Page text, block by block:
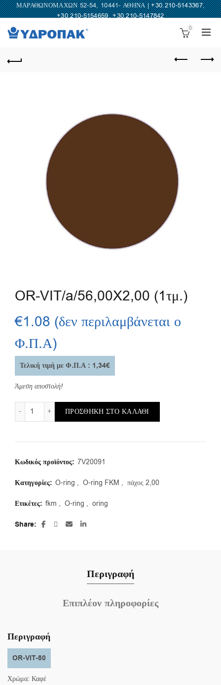
ΜΑΡΑΘΩΝΟΜΑΧΩΝ 52-54, 10441- ΑΘΗΝΑ |+30.210-5143367,
+30.210-5154659,+30.210-5147842
0
OR-VIT/a/56,00X2,00 (1τμ.)
€1.08 (δεν περιλαμβάνεται ο
Φ.Π.Α)
Τελική τιμή με Φ.Π.Α : 1,34€
Άμεση αποστολή!
OR-VIT/a/56,00X2,00 (1τμ.) ποσότητα
ΠΡΟΣΘΉΚΗ ΣΤΟ ΚΑΛΆΘΙ
Κωδικός προϊόντος: 7V20091
Κατηγορίες: O-ring , O-ring FKM , πάχος 2,00
Ετικέτες: fkm , O-ring , oring
Share
Περιγραφή
Επιπλέον πληροφορίες
Περιγραφή
OR-VIT-80
Χρώμα: Καφέ